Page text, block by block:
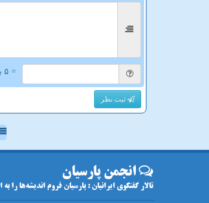
= ۵ بعلاوه ۲
ثبت نظر
انجمن پارسیان
تالار گفتگوی ایرانیان : پارسیان فروم اندیشه‌ها